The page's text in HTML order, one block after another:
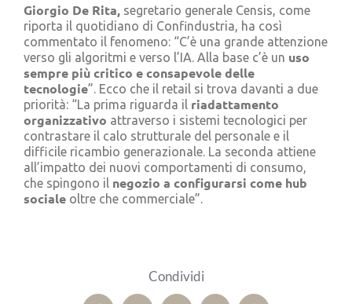
Giorgio De Rita, segretario generale Censis, come
riporta il quotidiano di Confindustria, ha così
commentato il fenomeno: “C’è una grande attenzione
verso gli algoritmi e verso l’IA. Alla base c’è un uso
sempre più critico e consapevole delle
tecnologie”. Ecco che il retail si trova davanti a due
priorità: “La prima riguarda il riadattamento
organizzativo attraverso i sistemi tecnologici per
contrastare il calo strutturale del personale e il
difficile ricambio generazionale. La seconda attiene
all’impatto dei nuovi comportamenti di consumo,
che spingono il negozio a configurarsi come hub
sociale oltre che commerciale”.
Condividi